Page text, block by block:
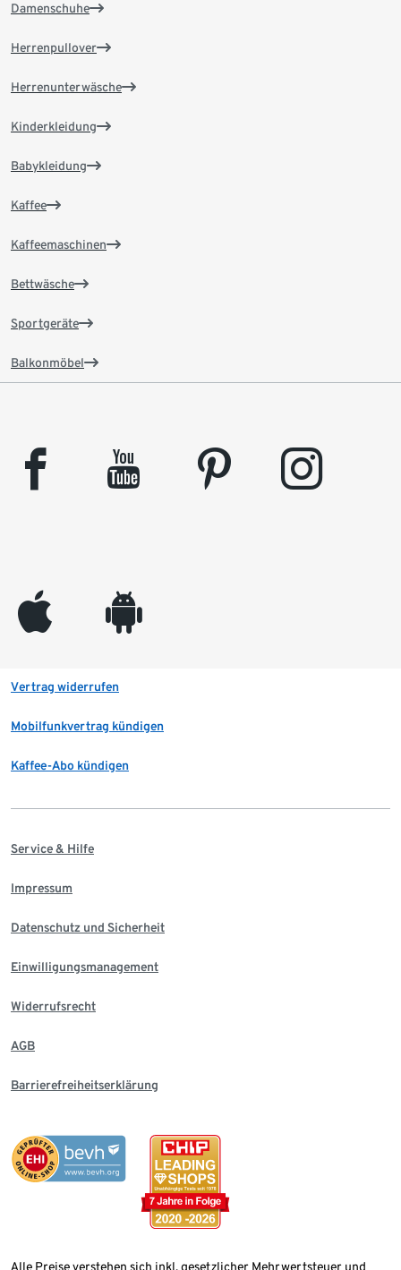
Damenschuhe
Herrenpullover
Herrenunterwäsche
Kinderkleidung
Babykleidung
Kaffee
Kaffeemaschinen
Bettwäsche
Sportgeräte
Balkonmöbel
facebook youtube pinterest instagram
appleinc android
Vertrag widerrufen
Mobilfunkvertrag kündigen
Kaffee-Abo kündigen
Service & Hilfe
Impressum
Datenschutz und Sicherheit
Einwilligungsmanagement
Widerrufsrecht
AGB
Barrierefreiheitserklärung
Alle Preise verstehen sich inkl. gesetzlicher Mehrwertsteuer und